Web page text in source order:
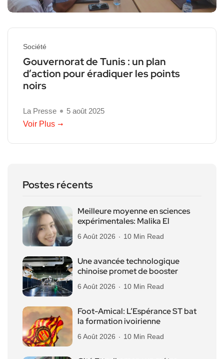
Société
Gouvernorat de Tunis : un plan
d’action pour éradiquer les points
noirs
La Presse
5 août 2025
Voir Plus
Postes récents
Meilleure moyenne en sciences
expérimentales: Malika El
6 Août 2026 10 Min Read
Une avancée technologique
chinoise promet de booster
6 Août 2026 10 Min Read
Foot-Amical: L’Espérance ST bat
la formation ivoirienne
6 Août 2026 10 Min Read